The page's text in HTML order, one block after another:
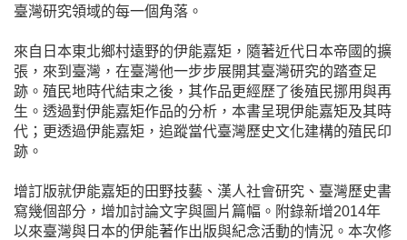
臺灣研究領域的每一個角落。
來自日本東北鄉村遠野的伊能嘉矩，隨著近代日本帝國的擴
張，來到臺灣，在臺灣他一步步展開其臺灣研究的踏查足
跡。殖民地時代結束之後，其作品更經歷了後殖民挪用與再
生。透過對伊能嘉矩作品的分析，本書呈現伊能嘉矩及其時
代；更透過伊能嘉矩，追蹤當代臺灣歷史文化建構的殖民印
跡。
增訂版就伊能嘉矩的田野技藝、漢人社會研究、臺灣歷史書
寫幾個部分，增加討論文字與圖片篇幅。附錄新增2014年
以來臺灣與日本的伊能著作出版與紀念活動的情況。本次修